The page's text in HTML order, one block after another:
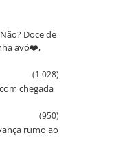
Doce de
avó❤️,
(1.028)
chegada
(950)
rumo ao